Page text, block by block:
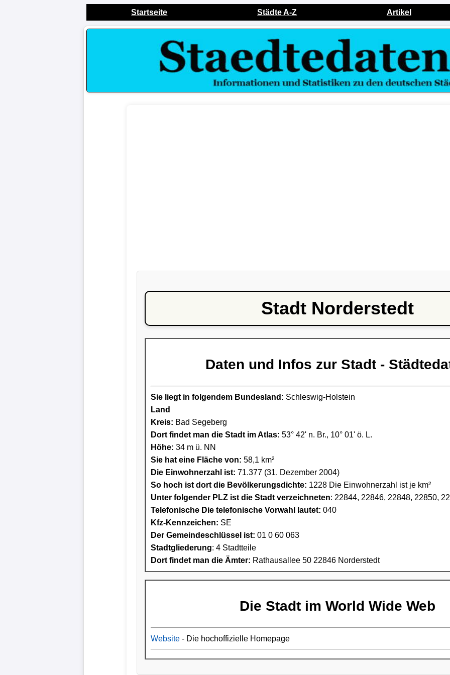
Startseite Städte A-Z Artikel
Stadt Norderstedt
Daten und Infos zur Stadt -
Sie liegt in folgendem Bundesland: Schleswig-Holstein
Land
Kreis: Bad Segeberg
Dort findet man die Stadt im Atlas: 53° 42' n. Br., 10° 01' ö. L.
Höhe: 34 m ü. NN
Sie hat eine Fläche von: 58,1 km²
Die Einwohnerzahl ist: 71.377 (31. Dezember 2004)
So hoch ist dort die Bevölkerungsdichte: 1228 Die Einwohnerzahl ist je km²
Unter folgender PLZ ist die Stadt verzeichneten: 22844, 22846, 22848, 22850,
Telefonische Die telefonische Vorwahl lautet: 040
Kfz-Kennzeichen: SE
Der Gemeindeschlüssel ist: 01 0 60 063
Stadtgliederung: 4 Stadtteile
Dort findet man die Ämter: Rathausallee 50 22846 Norderstedt
Die Stadt im World Wide Web
Website - Die hochoffizielle Homepage